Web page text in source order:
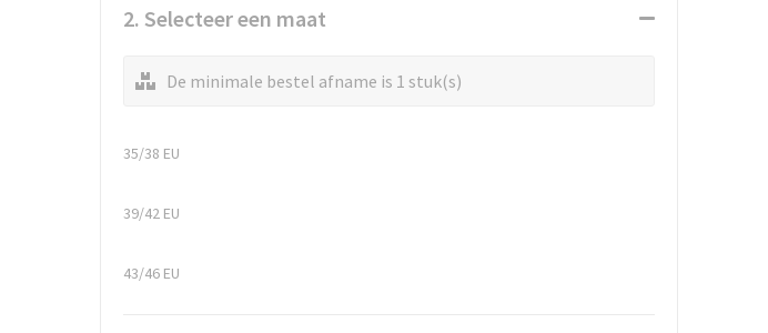
2. Selecteer een maat
De minimale bestel afname is 1 stuk(s)
35/38 EU
39/42 EU
43/46 EU